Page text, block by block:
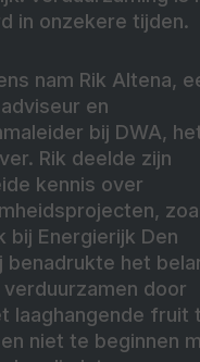
in onzekere tijden.
nam Rik Altena,
en
bij DWA,
Rik deelde zijn
kennis over
bij Energierijk Den
benadrukte het
verduurzamen door
laaghangende fruit
niet te beginnen